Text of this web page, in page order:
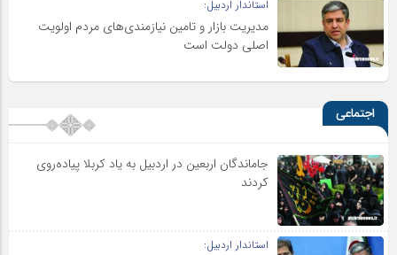
استاندار اردبیل:
مدیریت بازار و تامین نیازمندی‌های مردم اولویت‌
اصلی دولت است
اجتماعی
جاماندگان اربعین در اردبیل به یاد کربلا پیاده‌روی
کردند
استاندار اردبیل: